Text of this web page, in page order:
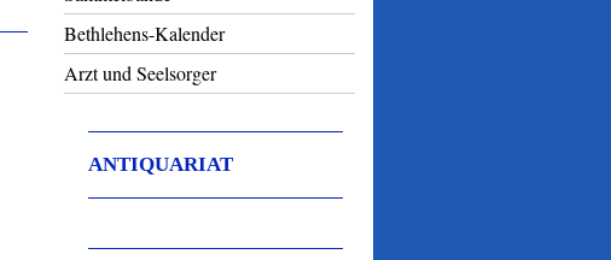
Bethlehens-Kalender
Arzt und Seelsorger
ANTIQUARIAT